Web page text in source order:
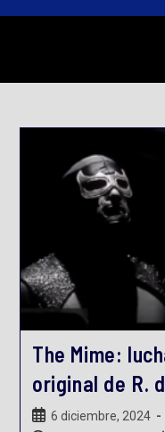
The Mime:
original de R.
6 diciembre, 2024